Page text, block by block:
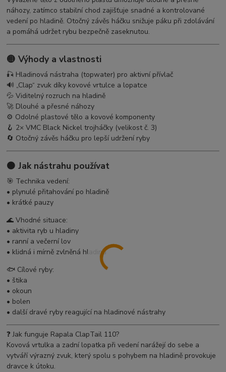
náhozy, zatímco stabilní chod zajišťuje snadné a kontrolované
vedení po hladině. Otočný závěs háčku snižuje páku při zdolávání
a pomáhá udržet rybu bezpečně zaseknutou.
🟡 Výhody a vlastnosti
🎣 Hladinová nástraha (topwater) pro aktivní přívlač
🔊 „Clap“ zvuk díky kovové vrtulce a lopatce
💦 Viditelný rozruch na hladině
🚀 Dlouhé a přesné náhozy
⚙️ Odolné plastové tělo a kovové komponenty
🪝 2× VMC Black Nickel trojháčky (velikost č. 3)
🔄 Otočný závěs háčku pro lepší udržení ryby
🟠 Jak nástrahu používat
🎯 Technika vedení:
• plynulé přitahování po hladině
• krátké pauzy
🌊 Vhodné situace:
• aktivita ryb u hladiny
• ranní a večerní lov
• klidná i mírně zvlněná hladina
🐟 Cílové ryby:
• štika
• okoun
• bolen
• další dravé ryby reagující na hladinové nástrahy
❓ Jak funguje Rapala ClapTail 110?
Kovová vrtulka a zadní lopatka při vedení narážejí do sebe a
vytváří výrazný zvuk, který spolu s pohybem na hladině provokuje
dravce k útoku.